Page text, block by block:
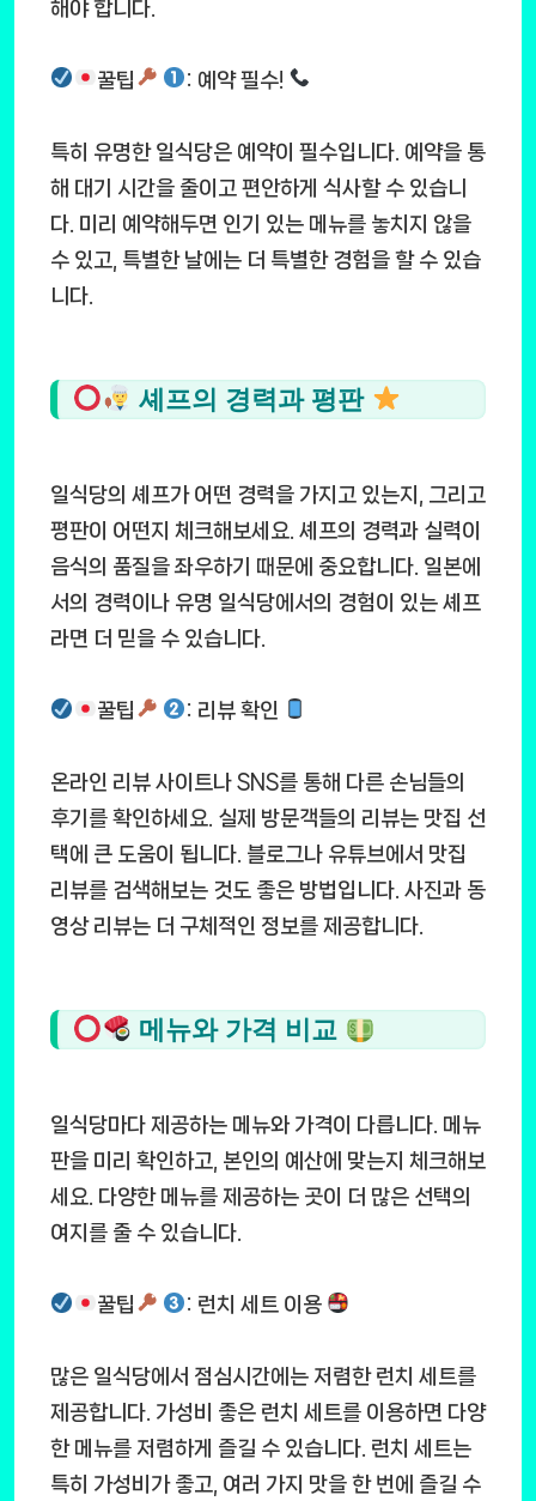
해야 합니다.
꿀팁 : 예약 필수!
특히 유명한 일식당은 예약이 필수입니다. 예약을 통
해 대기 시간을 줄이고 편안하게 식사할 수 있습니
다. 미리 예약해두면 인기 있는 메뉴를 놓치지 않을
수 있고, 특별한 날에는 더 특별한 경험을 할 수 있습
니다.
셰프의 경력과 평판
일식당의 셰프가 어떤 경력을 가지고 있는지, 그리고
평판이 어떤지 체크해보세요. 셰프의 경력과 실력이
음식의 품질을 좌우하기 때문에 중요합니다. 일본에
서의 경력이나 유명 일식당에서의 경험이 있는 셰프
라면 더 믿을 수 있습니다.
꿀팁 : 리뷰 확인
온라인 리뷰 사이트나 SNS를 통해 다른 손님들의
후기를 확인하세요. 실제 방문객들의 리뷰는 맛집 선
택에 큰 도움이 됩니다. 블로그나 유튜브에서 맛집
리뷰를 검색해보는 것도 좋은 방법입니다. 사진과 동
영상 리뷰는 더 구체적인 정보를 제공합니다.
메뉴와 가격 비교
일식당마다 제공하는 메뉴와 가격이 다릅니다. 메뉴
판을 미리 확인하고, 본인의 예산에 맞는지 체크해보
세요. 다양한 메뉴를 제공하는 곳이 더 많은 선택의
여지를 줄 수 있습니다.
꿀팁 : 런치 세트 이용
많은 일식당에서 점심시간에는 저렴한 런치 세트를
제공합니다. 가성비 좋은 런치 세트를 이용하면 다양
한 메뉴를 저렴하게 즐길 수 있습니다. 런치 세트는
특히 가성비가 좋고, 여러 가지 맛을 한 번에 즐길 수